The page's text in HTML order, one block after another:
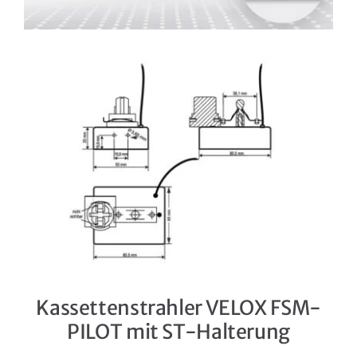
Kassettenstrahler VELOX FSM-
PILOT mit ST-Halterung